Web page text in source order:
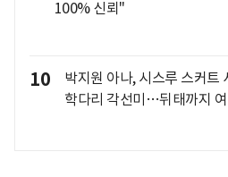
100% 신뢰"
10
박지원 아나, 시스루 스커트
학다리 각선미…뒤태까지